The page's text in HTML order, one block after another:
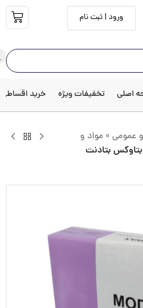
ورود | ثبت نام
اصلی تخفیفات ویژه خرید اقساطی
عمومی » مواد و
بتادنت